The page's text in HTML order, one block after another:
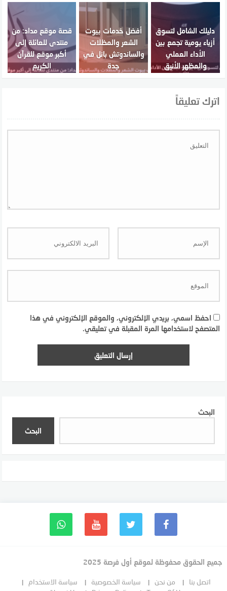
دليلك الشامل لتسوق
أزياء يومية تجمع بين
الأداء العملي
والمظهر الأنيق
أفضل خدمات بيوت
الشعر والمظلات
والساندوتش بانل في
جدة
قصة موقع مداد: من
منتدى للعائلة إلى
أكبر موقع للقرآن
الكريم
اترك تعليقاً
احفظ اسمي، بريدي الإلكتروني، والموقع الإلكتروني في هذا
المتصفح لاستخدامها المرة المقبلة في تعليقي.
البحث
البحث
جميع الحقوق محفوظة لموقع أول فرصة 2025
اتصل بنا من نحن سياسة الخصوصية
سياسة الاستخدام